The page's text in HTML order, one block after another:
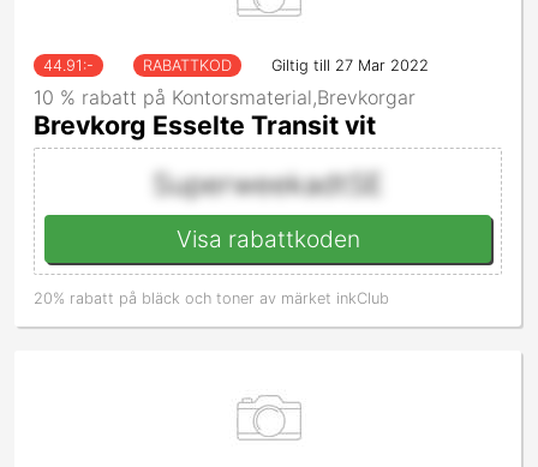
44.91 :- RABATTKOD Giltig till 27 Mar 2022
10 % rabatt på Kontorsmaterial,Brevkorgar
Brevkorg Esselte Transit vit
SuperweekadtSE
Visa rabattkoden
20% rabatt på bläck och toner av märket inkClub